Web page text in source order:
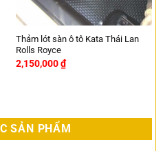
Thảm lót sàn ô tô Kata Thái Lan
Rolls Royce
2,150,000₫
SẢN PHẨM